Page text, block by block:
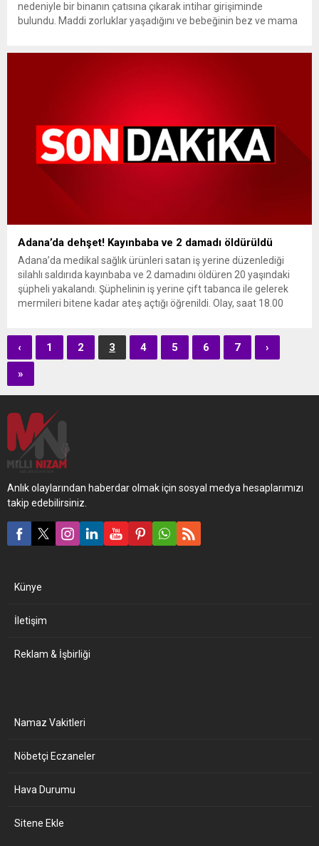
nedeniyle bir binanın çatısına çıkarak intihar girişiminde
bulundu. Maddi zorluklar yaşadığını ve bebeğinin bez ve mama
Adana’da dehşet! Kayınbaba ve 2 damadı öldürüldü
Adana’da medikal sağlık ürünleri satan iş yerine düzenlediği
silahlı saldırıda kayınbaba ve 2 damadını öldüren 20 yaşındaki
şüpheli yakalandı. Şüphelinin iş yerine çift tabanca ile gelerek
mermileri bitene kadar ateş açtığı öğrenildi. Olay, saat 18.00
‹ 1 2 3 4 5 6 7 ›
»
Anlık olaylarından haberdar olmak için sosyal medya hesaplarımızı
takip edebilirsiniz.
Künye
İletişim
Reklam & İşbirliği
Namaz Vakitleri
Nöbetçi Eczaneler
Hava Durumu
Sitene Ekle